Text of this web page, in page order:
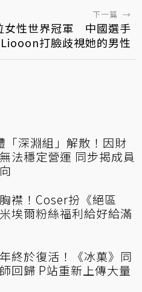
下一篇 →
女性世界冠軍 中國選手
Liooon打臉歧視她的男性
「深淵組」解散！因財
法穩定營運 同步揭成員
襟！Coser扮《絕區
埃爾粉絲福利給好給滿
終於復活！《冰菓》同
回歸 P站重新上傳大量